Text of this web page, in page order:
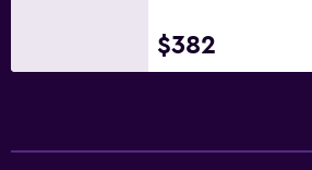
$382